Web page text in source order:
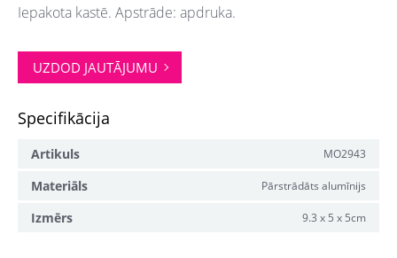
Iepakota kastē. Apstrāde: apdruka.
UZDOD JAUTĀJUMU
Specifikācija
Artikuls MO2943
Materiāls Pārstrādāts alumīnijs
Izmērs 9.3 x 5 x 5cm